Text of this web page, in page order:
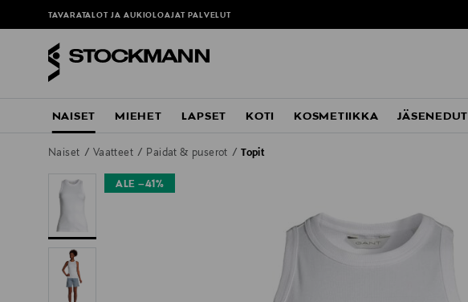
TAVARATALOT JA AUKIOLOAJAT PALVELUT
NAISET MIEHET LAPSET KOTI KOSMETIIKKA JÄSENEDUT
Naiset Vaatteet Paidat & puserot Topit
ALE –41%